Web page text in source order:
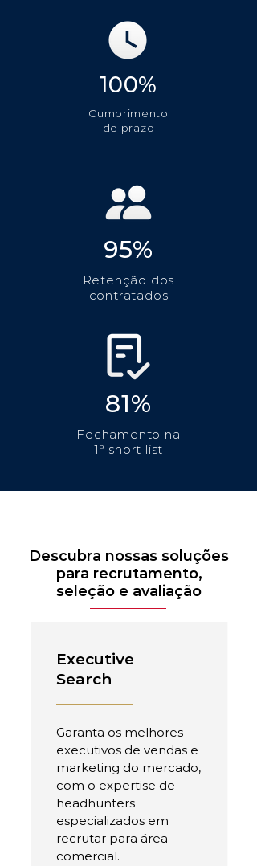
100%
Cumprimento
de prazo
95%
Retenção dos
contratados
81%
Fechamento na
1ª short list
Descubra nossas soluções
para recrutamento,
seleção e avaliação
Executive
Search
Garanta os melhores
executivos de vendas e
marketing do mercado,
com o expertise de
headhunters
especializados em
recrutar para área
comercial.